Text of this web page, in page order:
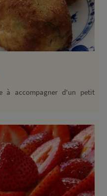
à accompagner d'un petit